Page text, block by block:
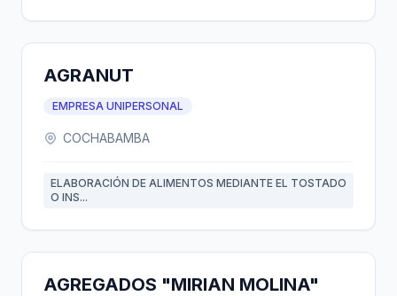
AGRANUT
EMPRESA UNIPERSONAL
COCHABAMBA
ELABORACIÓN DE ALIMENTOS MEDIANTE EL TOSTADO
O INS...
AGREGADOS "MIRIAN MOLINA"